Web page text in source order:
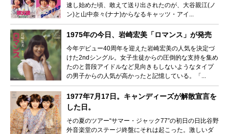
速し始めた頃、敢えて送り出されたのが、大谷親江(ノ
ン)と山中奈々(ナナ)からなるキャッツ・アイ...
1975年の今日、岩崎宏美「ロマンス」が発売
今年デビュー40周年を迎えた岩崎宏美の人気を決定づ
けた2ndシングル。女子生徒からの圧倒的な支持を集め
たのと普段アイドルなど見向きもしないようなタイプ
の男子からの人気が高かったと記憶している。「...
1977年7月17日。キャンディーズが解散宣言を
した日。
その夏のツアー“サマー・ジャック77”の初日の日比谷野
外音楽堂のステージ終盤にそれは起こった。激しいダ